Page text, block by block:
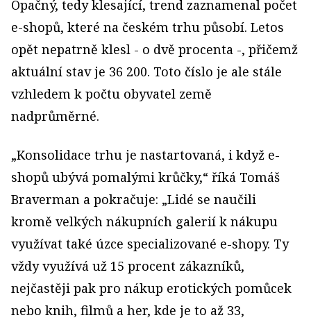
Opačný, tedy klesající, trend zaznamenal počet
e-shopů, které na českém trhu působí. Letos
opět nepatrně klesl - o dvě procenta -, přičemž
aktuální stav je 36 200. Toto číslo je ale stále
vzhledem k počtu obyvatel země
nadprůměrné.
„Konsolidace trhu je nastartovaná, i když e-
shopů ubývá pomalými krůčky,“ říká Tomáš
Braverman a pokračuje: „Lidé se naučili
kromě velkých nákupních galerií k nákupu
využívat také úzce specializované e-shopy. Ty
vždy využívá už 15 procent zákazníků,
nejčastěji pak pro nákup erotických pomůcek
nebo knih, filmů a her, kde je to až 33,